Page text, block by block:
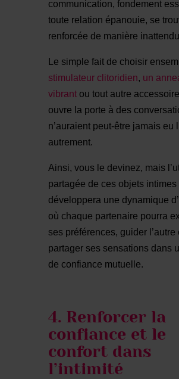
communication, fondement
toute relation épanouie, se
renforcée de manière
Le simple fait de choisir
stimulateur clitoridien, un
vibrantou tout autre
ouvre la porte à des
n’auraient peut-être jamais eu
autrement.
Ainsi, vous le devinez, mais
partagée de ces objets intimes
développera une dynamique
où chaque partenaire pourra
ses préférences, guider l’autre
partager ses sensations dans
de confiance mutuelle.
4. Renforcer la
confiance et le
confort dans
l’intimité